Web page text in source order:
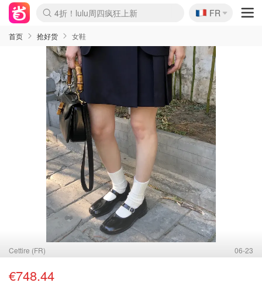
Boticinal 夏促开抢！
4折！lulu周四疯狂上新
还没结束！&OtherStories大促
Joybuy变相75折 随时失效
速领！Stanley独家85折
疑似霸哥！Camper额外叠85折
Zalando 奥莱闪促！每日更新
Moncler反季囤！5折起+叠9折
Coach Brooklyn仅€192
🇫🇷
FR
首页 抢好货 女鞋
Cettire (FR) 06-23
€748.44